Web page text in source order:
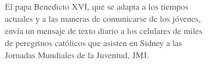
El papa Benedicto XVI, que se adapta a los tiempos
actuales y a las maneras de comunicarse de los jóvenes,
envía un mensaje de texto diario a los celulares de miles
de peregrinos católicos que asisten en Sidney a las
Jornadas Mundiales de la Juventud, JMJ.